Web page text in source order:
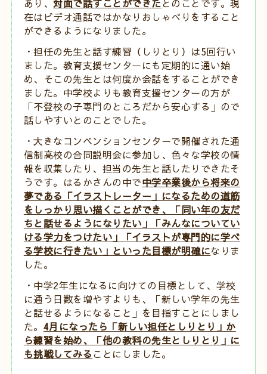
あり、 対面で話すことができたとのことです。現
在はビデオ通話ではかなりおしゃべりをすること
ができるようになりました。
・担任の先生と話す練習（しりとり）は5回行い
ました。教育支援センターにも定期的に通い始
め、そこの先生とは何度か会話をすることができ
ました。中学校よりも教育支援センターの方が
「不登校の子専門のところだから安心する」ので
話しやすいとのことでした。
・大きなコンベンションセンターで開催された通
信制高校の合同説明会に参加し、色々な学校の情
報を収集したり、担当の先生と話したりできたそ
うです。はるかさんの中で中学卒業後から将来の
夢である「イラストレーター」になるための道筋
をしっかり思い描くことができ、「同い年の友だ
ちと話せるようになりたい」「みんなについてい
ける学力をつけたい」「イラストが専門的に学べ
る学校に行きたい」といった目標が明確になりま
した。
・中学2年生になるに向けての目標として、学校
に通う日数を増やすよりも、「新しい学年の先生
と話せるようになること」を目指すことにしまし
た。 4月になったら「新しい担任としりとり」か
ら練習を始め、「他の教科の先生としりとり」に
も挑戦してみることにしました。